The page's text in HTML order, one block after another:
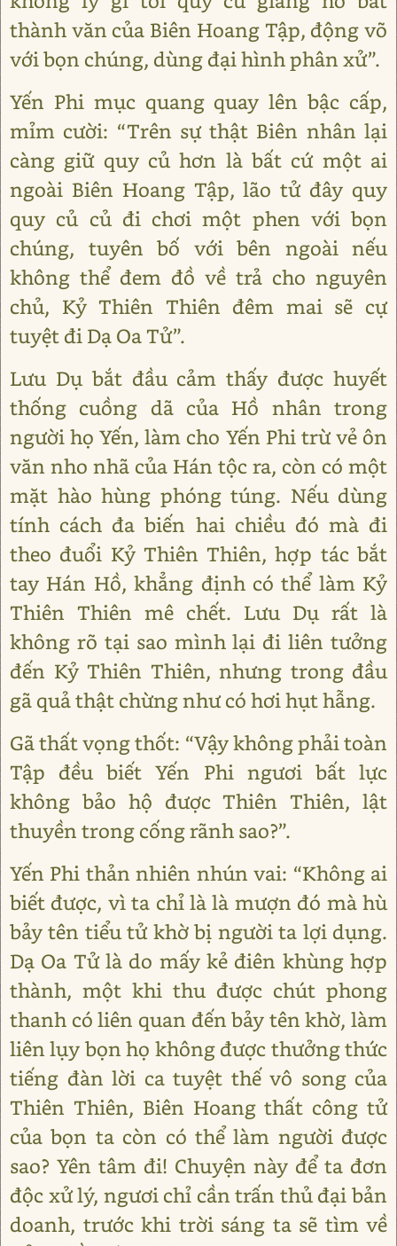
thành văn của Biên Hoang Tập, động võ
với bọn chúng, dùng đại hình phân xử”.
Yến Phi mục quang quay lên bậc cấp,
mỉm cười: “Trên sự thật Biên nhân lại
càng giữ quy củ hơn là bất cứ một ai
ngoài Biên Hoang Tập, lão tử đây quy
quy củ củ đi chơi một phen với bọn
chúng, tuyên bố với bên ngoài nếu
không thể đem đồ về trả cho nguyên
chủ, Kỷ Thiên Thiên đêm mai sẽ cự
tuyệt đi Dạ Oa Tử”.
Lưu Dụ bắt đầu cảm thấy được huyết
thống cuồng dã của Hồ nhân trong
người họ Yến, làm cho Yến Phi trừ vẻ ôn
văn nho nhã của Hán tộc ra, còn có một
mặt hào hùng phóng túng. Nếu dùng
tính cách đa biến hai chiều đó mà đi
theo đuổi Kỷ Thiên Thiên, hợp tác bắt
tay Hán Hồ, khẳng định có thể làm Kỷ
Thiên Thiên mê chết. Lưu Dụ rất là
không rõ tại sao mình lại đi liên tưởng
đến Kỷ Thiên Thiên, nhưng trong đầu
gã quả thật chừng như có hơi hụt hẫng.
Gã thất vọng thốt: “Vậy không phải toàn
Tập đều biết Yến Phi ngươi bất lực
không bảo hộ được Thiên Thiên, lật
thuyền trong cống rãnh sao?”.
Yến Phi thản nhiên nhún vai: “Không ai
biết được, vì ta chỉ là là mượn đó mà hù
bảy tên tiểu tử khờ bị người ta lợi dụng.
Dạ Oa Tử là do mấy kẻ điên khùng hợp
thành, một khi thu được chút phong
thanh có liên quan đến bảy tên khờ, làm
liên lụy bọn họ không được thưởng thức
tiếng đàn lời ca tuyệt thế vô song của
Thiên Thiên, Biên Hoang thất công tử
của bọn ta còn có thể làm người được
sao? Yên tâm đi! Chuyện này để ta đơn
độc xử lý, ngươi chỉ cần trấn thủ đại bản
doanh, trước khi trời sáng ta sẽ tìm về